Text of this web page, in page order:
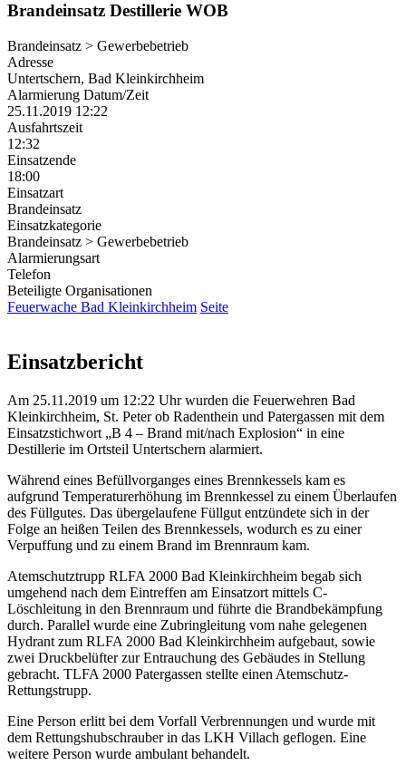
Brandeinsatz Destillerie WOB
Brandeinsatz > Gewerbebetrieb
Adresse
Untertschern, Bad Kleinkirchheim
Alarmierung Datum/Zeit
25.11.2019 12:22
Ausfahrtszeit
12:32
Einsatzende
18:00
Einsatzart
Brandeinsatz
Einsatzkategorie
Brandeinsatz > Gewerbebetrieb
Alarmierungsart
Telefon
Beteiligte Organisationen
Feuerwache Bad Kleinkirchheim Seite
Einsatzbericht
Am 25.11.2019 um 12:22 Uhr wurden die Feuerwehren Bad
Kleinkirchheim, St. Peter ob Radenthein und Patergassen mit dem
Einsatzstichwort „B 4 – Brand mit/nach Explosion“ in eine
Destillerie im Ortsteil Untertschern alarmiert.
Während eines Befüllvorganges eines Brennkessels kam es
aufgrund Temperaturerhöhung im Brennkessel zu einem Überlaufen
des Füllgutes. Das übergelaufene Füllgut entzündete sich in der
Folge an heißen Teilen des Brennkessels, wodurch es zu einer
Verpuffung und zu einem Brand im Brennraum kam.
Atemschutztrupp RLFA 2000 Bad Kleinkirchheim begab sich
umgehend nach dem Eintreffen am Einsatzort mittels C-
Löschleitung in den Brennraum und führte die Brandbekämpfung
durch. Parallel wurde eine Zubringleitung vom nahe gelegenen
Hydrant zum RLFA 2000 Bad Kleinkirchheim aufgebaut, sowie
zwei Druckbelüfter zur Entrauchung des Gebäudes in Stellung
gebracht. TLFA 2000 Patergassen stellte einen Atemschutz-
Rettungstrupp.
Eine Person erlitt bei dem Vorfall Verbrennungen und wurde mit
dem Rettungshubschrauber in das LKH Villach geflogen. Eine
weitere Person wurde ambulant behandelt.